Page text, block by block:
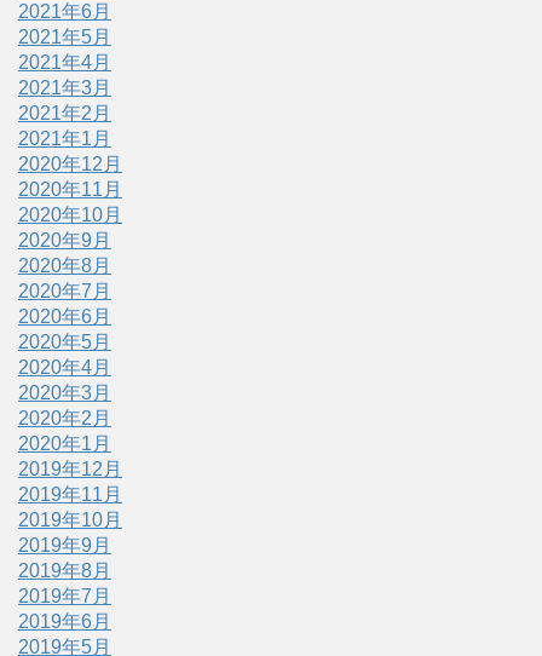
2021年6月
2021年5月
2021年4月
2021年3月
2021年2月
2021年1月
2020年12月
2020年11月
2020年10月
2020年9月
2020年8月
2020年7月
2020年6月
2020年5月
2020年4月
2020年3月
2020年2月
2020年1月
2019年12月
2019年11月
2019年10月
2019年9月
2019年8月
2019年7月
2019年6月
2019年5月